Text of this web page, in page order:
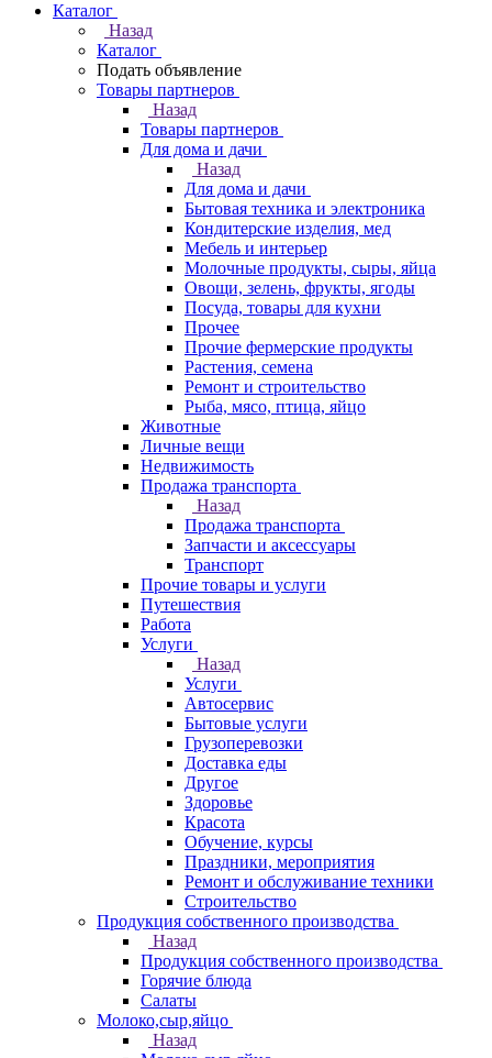
Каталог
Назад
Каталог
Подать объявление
Товары партнеров
Назад
Товары партнеров
Для дома и дачи
Назад
Для дома и дачи
Бытовая техника и электроника
Кондитерские изделия, мед
Мебель и интерьер
Молочные продукты, сыры, яйца
Овощи, зелень, фрукты, ягоды
Посуда, товары для кухни
Прочее
Прочие фермерские продукты
Растения, семена
Ремонт и строительство
Рыба, мясо, птица, яйцо
Животные
Личные вещи
Недвижимость
Продажа транспорта
Назад
Продажа транспорта
Запчасти и аксессуары
Транспорт
Прочие товары и услуги
Путешествия
Работа
Услуги
Назад
Услуги
Автосервис
Бытовые услуги
Грузоперевозки
Доставка еды
Другое
Здоровье
Красота
Обучение, курсы
Праздники, мероприятия
Ремонт и обслуживание техники
Строительство
Продукция собственного производства
Назад
Продукция собственного производства
Горячие блюда
Салаты
Молоко,сыр,яйцо
Назад